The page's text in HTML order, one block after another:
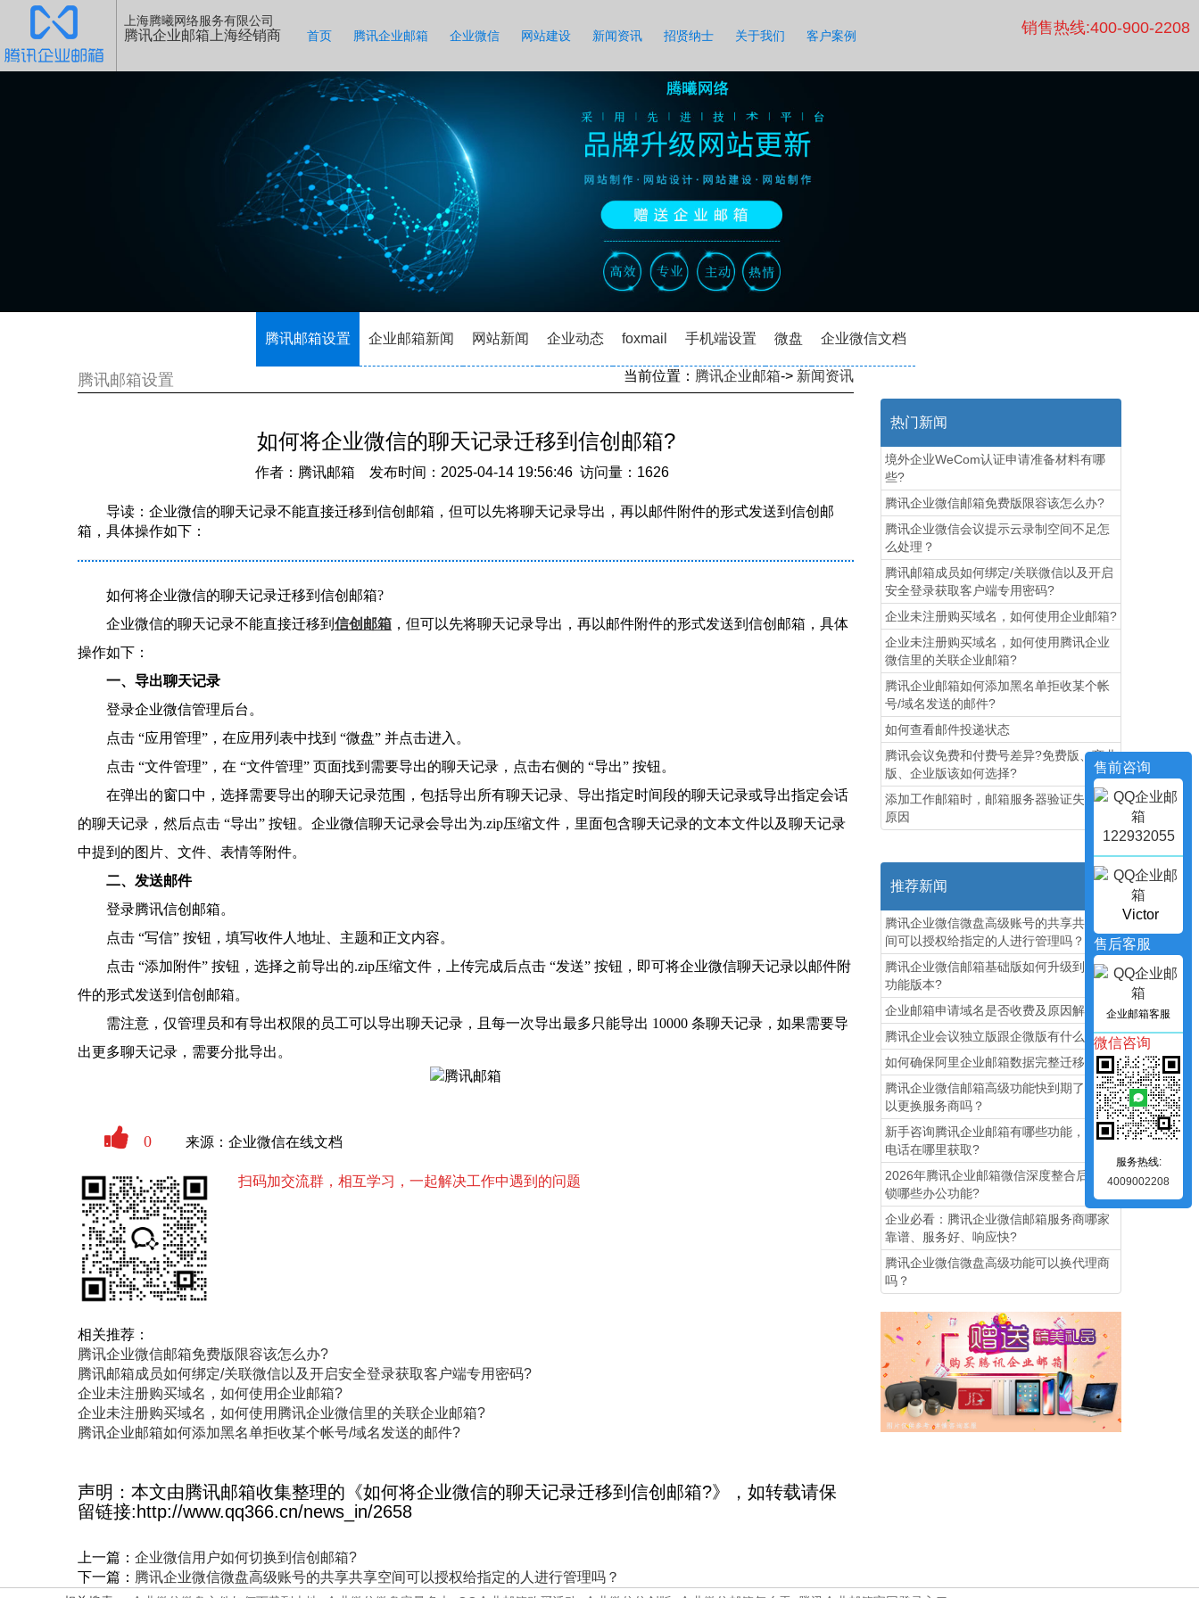
上海腾曦网络服务有限公司
腾讯企业邮箱上海经销商 首页 腾讯企业邮箱 企业微信 网站建设 新闻资讯 招贤纳士 关于我们 客户案例 销售热线:400-900-2208
腾讯邮箱设置 企业邮箱新闻 网站新闻 企业动态 foxmail 手机端设置 微盘 企业微信文档
腾讯邮箱设置 当前位置： 腾讯企业邮箱-> 新闻资讯
如何将企业微信的聊天记录迁移到信创邮箱?
作者：腾讯邮箱 发布时间：2025-04-14 19:56:46 访问量：1626
导读：企业微信的聊天记录不能直接迁移到信创邮箱，但可以先将聊天记录导出，再以邮件附件的形式发送到信创邮
箱，具体操作如下：
如何将企业微信的聊天记录迁移到信创邮箱?
企业微信的聊天记录不能直接迁移到 信创邮箱 ，但可以先将聊天记录导出，再以邮件附件的形式发送到信创邮箱，具体
操作如下：
一、导出聊天记录
登录企业微信管理后台。
点击 “应用管理”，在应用列表中找到 “微盘” 并点击进入。
点击 “文件管理”，在 “文件管理” 页面找到需要导出的聊天记录，点击右侧的 “导出” 按钮。
在弹出的窗口中，选择需要导出的聊天记录范围，包括导出所有聊天记录、导出指定时间段的聊天记录或导出指定会话
的聊天记录，然后点击 “导出” 按钮。企业微信聊天记录会导出为.zip压缩文件，里面包含聊天记录的文本文件以及聊天记录
中提到的图片、文件、表情等附件。
二、发送邮件
登录腾讯信创邮箱。
点击 “写信” 按钮，填写收件人地址、主题和正文内容。
点击 “添加附件” 按钮，选择之前导出的.zip压缩文件，上传完成后点击 “发送” 按钮，即可将企业微信聊天记录以邮件附
件的形式发送到信创邮箱。
需注意，仅管理员和有导出权限的员工可以导出聊天记录，且每一次导出最多只能导出 10000 条聊天记录，如果需要导
出更多聊天记录，需要分批导出。
0 来源：企业微信在线文档
扫码加交流群，相互学习，一起解决工作中遇到的问题
相关推荐：
腾讯企业微信邮箱免费版限容该怎么办?
腾讯邮箱成员如何绑定/关联微信以及开启安全登录获取客户端专用密码?
企业未注册购买域名，如何使用企业邮箱?
企业未注册购买域名，如何使用腾讯企业微信里的关联企业邮箱?
腾讯企业邮箱如何添加黑名单拒收某个帐号/域名发送的邮件?
声明：本文由腾讯邮箱收集整理的《如何将企业微信的聊天记录迁移到信创邮箱?》，如转载请保
留链接:http://www.qq366.cn/news_in/2658
上一篇： 企业微信用户如何切换到信创邮箱?
下一篇： 腾讯企业微信微盘高级账号的共享共享空间可以授权给指定的人进行管理吗？
热门新闻
境外企业WeCom认证申请准备材料有哪
些?
腾讯企业微信邮箱免费版限容该怎么办?
腾讯企业微信会议提示云录制空间不足怎
么处理？
腾讯邮箱成员如何绑定/关联微信以及开启
安全登录获取客户端专用密码?
企业未注册购买域名，如何使用企业邮箱?
企业未注册购买域名，如何使用腾讯企业
微信里的关联企业邮箱?
腾讯企业邮箱如何添加黑名单拒收某个帐
号/域名发送的邮件?
如何查看邮件投递状态
腾讯会议免费和付费号差异?免费版、商业
版、企业版该如何选择?
添加工作邮箱时，邮箱服务器验证失败的
原因
推荐新闻
腾讯企业微信微盘高级账号的共享共享空
间可以授权给指定的人进行管理吗？
腾讯企业微信邮箱基础版如何升级到高级
功能版本?
企业邮箱申请域名是否收费及原因解析!
腾讯企业会议独立版跟企微版有什么区别?
如何确保阿里企业邮箱数据完整迁移?
腾讯企业微信邮箱高级功能‌快到期了，可
以更换服务商吗？
新手咨询腾讯企业邮箱有哪些功能，联系
电话在哪里获取?
2026年腾讯企业邮箱微信深度整合后能解
锁哪些办公功能?
企业必看：腾讯企业微信邮箱服务商哪家
靠谱、服务好、响应快?
腾讯企业微信微盘高级功能可以换代理商
吗？
售前咨询
122932055
Victor
售后客服
企业邮箱客服
微信咨询
服务热线:
4009002208